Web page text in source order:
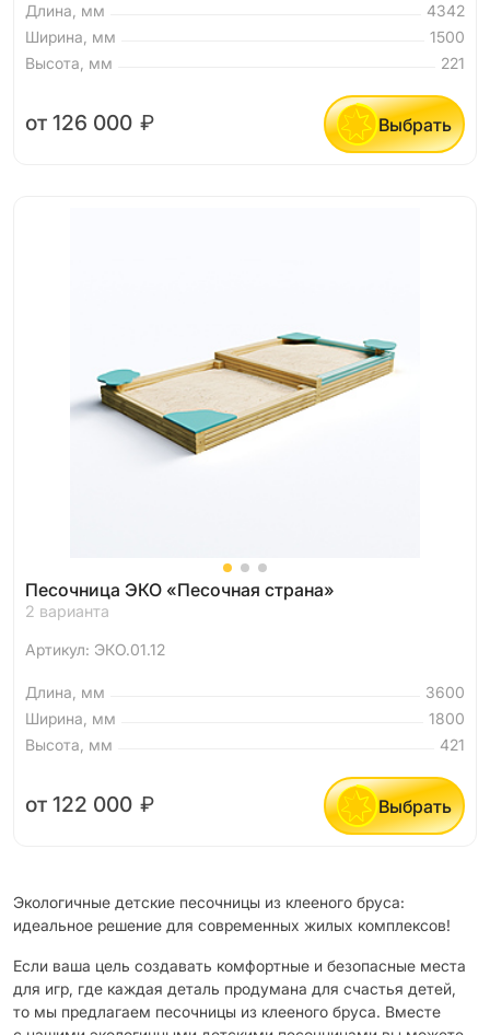
Длина, мм
4342
Ширина, мм
1500
Высота, мм
221
от 126 000 ₽ Выбрать
Песочница ЭКО «Песочная страна»
2 варианта
Артикул: ЭКО.01.12
Длина, мм
3600
Ширина, мм
1800
Высота, мм
421
от 122 000 ₽ Выбрать
Экологичные детские песочницы из клееного бруса:
идеальное решение для современных жилых комплексов!
Если ваша цель создавать комфортные и безопасные места
для игр, где каждая деталь продумана для счастья детей,
то мы предлагаем песочницы из клееного бруса. Вместе